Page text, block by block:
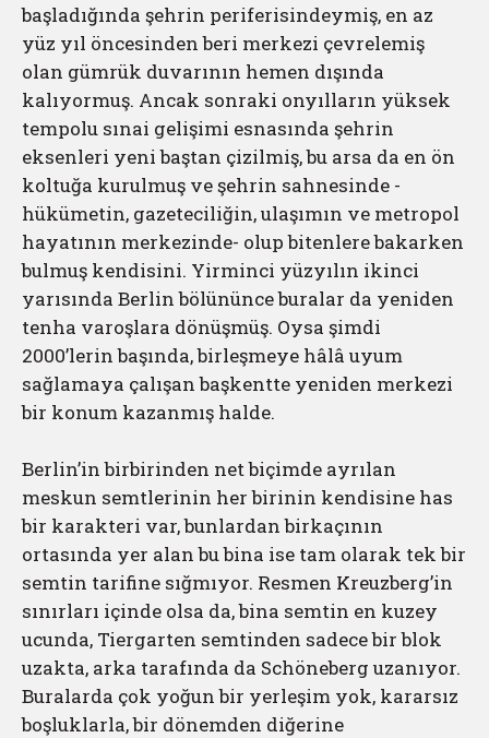
başladığında şehrin periferisindeymiş, en az
yüz yıl öncesinden beri merkezi çevrelemiş
olan gümrük duvarının hemen dışında
kalıyormuş. Ancak sonraki onyılların yüksek
tempolu sınai gelişimi esnasında şehrin
eksenleri yeni baştan çizilmiş, bu arsa da en ön
koltuğa kurulmuş ve şehrin sahnesinde -
hükümetin, gazeteciliğin, ulaşımın ve metropol
hayatının merkezinde- olup bitenlere bakarken
bulmuş kendisini. Yirminci yüzyılın ikinci
yarısında Berlin bölününce buralar da yeniden
tenha varoşlara dönüşmüş. Oysa şimdi
2000’lerin başında, birleşmeye hâlâ uyum
sağlamaya çalışan başkentte yeniden merkezi
bir konum kazanmış halde.
Berlin’in birbirinden net biçimde ayrılan
meskun semtlerinin her birinin kendisine has
bir karakteri var, bunlardan birkaçının
ortasında yer alan bu bina ise tam olarak tek bir
semtin tarifine sığmıyor. Resmen Kreuzberg’in
sınırları içinde olsa da, bina semtin en kuzey
ucunda, Tiergarten semtinden sadece bir blok
uzakta, arka tarafında da Schöneberg uzanıyor.
Buralarda çok yoğun bir yerleşim yok, kararsız
boşluklarla, bir dönemden diğerine